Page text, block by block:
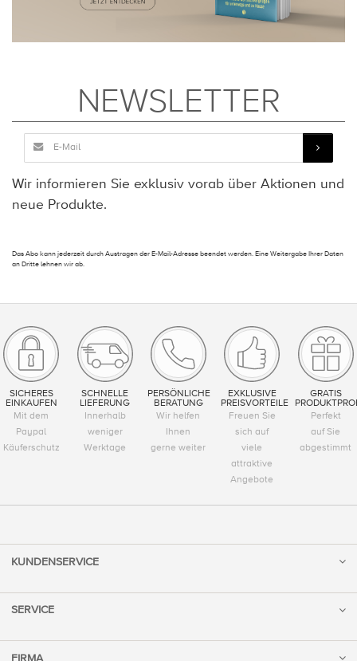
NEWSLETTER
Wir informieren Sie exklusiv vorab über Aktionen und
neue Produkte.
Das Abo kann jederzeit durch Austragen der E-Mail-Adresse beendet werden. Eine Weitergabe Ihrer Daten
an Dritte lehnen wir ab.
SICHERES
EINKAUFEN
Mit dem
Paypal
Käuferschutz
SCHNELLE
LIEFERUNG
Innerhalb
weniger
Werktage
PERSÖNLICHE
BERATUNG
Wir helfen
Ihnen
gerne weiter
EXKLUSIVE
PREISVORTEILE
Freuen Sie
sich auf
viele
attraktive
Angebote
GRATIS
Perfekt
auf Sie
abgestimmt
KUNDENSERVICE
SERVICE
FIRMA